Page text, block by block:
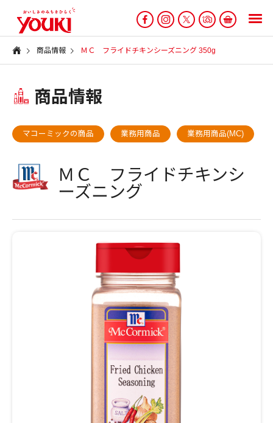
商品情報 ＭＣ フライドチキンシーズニング 350g
商品情報
マコーミックの商品 業務用商品 業務用商品(MC)
ＭＣ フライドチキンシ
ーズニング